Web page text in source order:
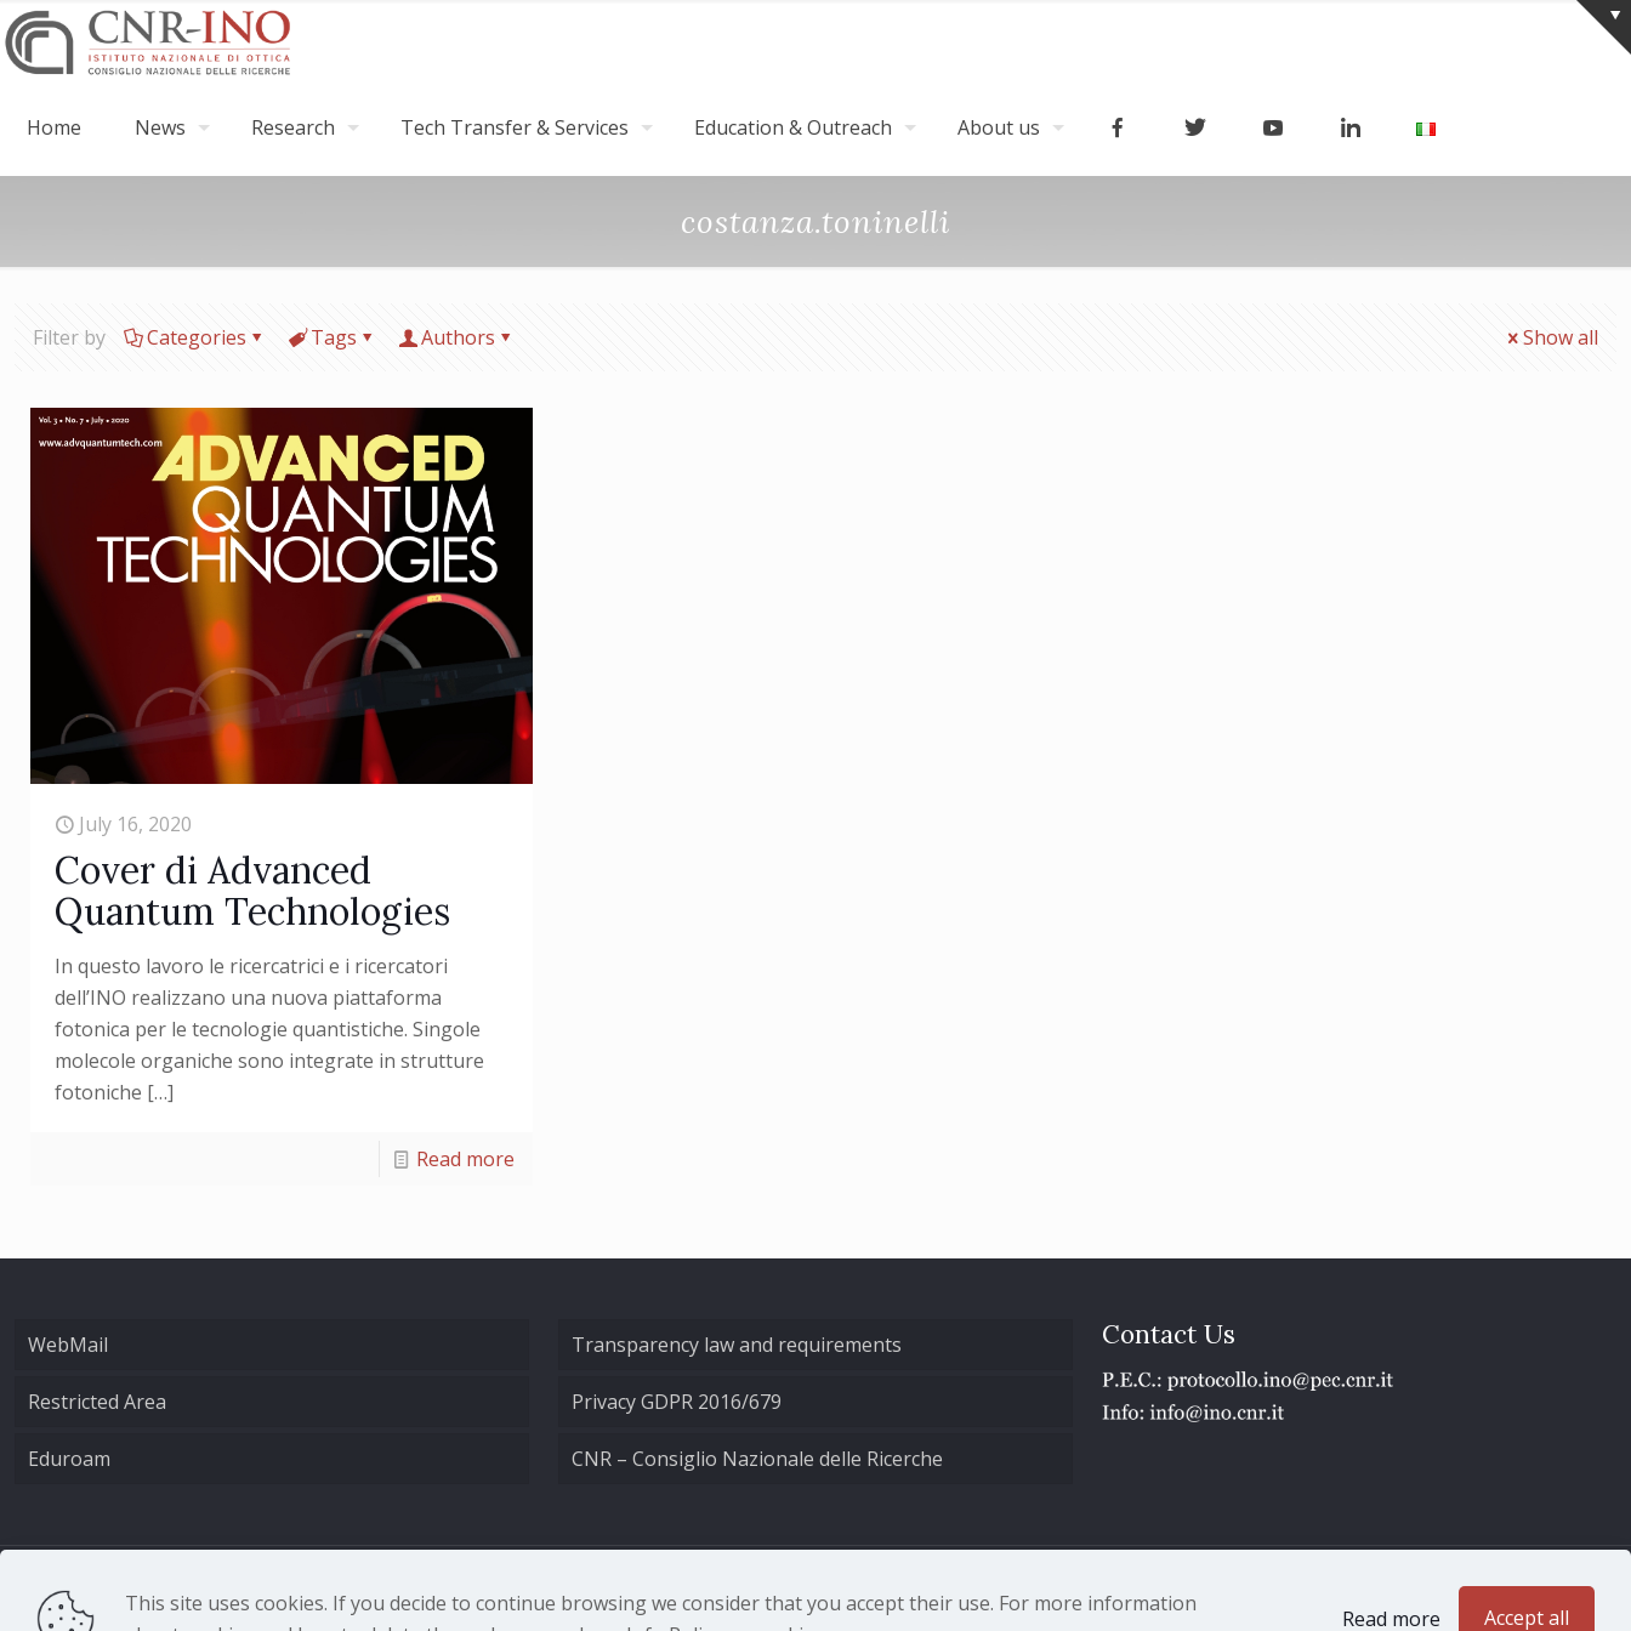
Home News Research Tech Transfer & Services Education & Outreach About us
costanza.toninelli
Filter by Categories Tags Authors Show all
July 16, 2020
Cover di Advanced
Quantum Technologies
In questo lavoro le ricercatrici e i ricercatori
dell’INO realizzano una nuova piattaforma
fotonica per le tecnologie quantistiche. Singole
molecole organiche sono integrate in strutture
fotoniche […]
Read more
WebMail
Restricted Area
Eduroam
Transparency law and requirements
Privacy GDPR 2016/679
CNR – Consiglio Nazionale delle Ricerche
Contact Us
CNR - Istituto Nazionale di Ottica - Largo Fermi 6, 50125 Firenze | Tel. 05523081 - P.IVA 02118311006
This site uses cookies. If you decide to continue browsing we consider that you accept their use. For more information
Read more Accept all